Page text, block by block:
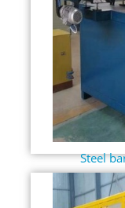
Steel